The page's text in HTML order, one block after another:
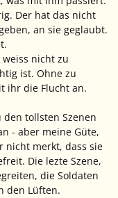
Der hat das nicht
an sie geglaubt.
nicht zu
ist. Ohne zu
ihr die Flucht an.
tollsten Szenen
- aber meine Güte,
nicht merkt, dass sie
Die lezte Szene,
die Soldaten
den Lüften.